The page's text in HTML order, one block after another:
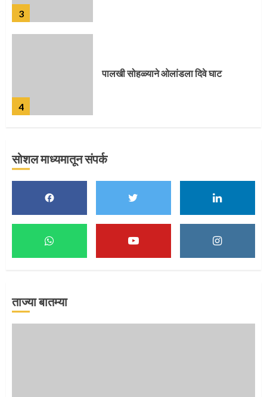
4
5
पुणेकरांकडून पालख्यांचे उत्साही स्वागत
मुख्यमंत्र्यांच्या हस्ते विठ्ठलाची महापूजा
माऊलींच्या पादुकांना नीरा स्नान
सोशल माध्यमातून संपर्क
ताज्या बातम्या